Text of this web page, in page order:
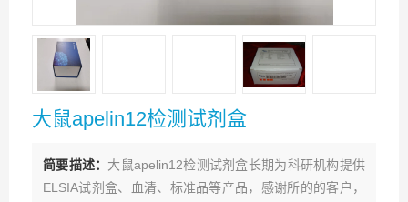
大鼠apelin12检测试剂盒
简要描述： 大鼠apelin12检测试剂盒长期为科研机构提供
ELSIA试剂盒、血清、标准品等产品，感谢所的的客户，